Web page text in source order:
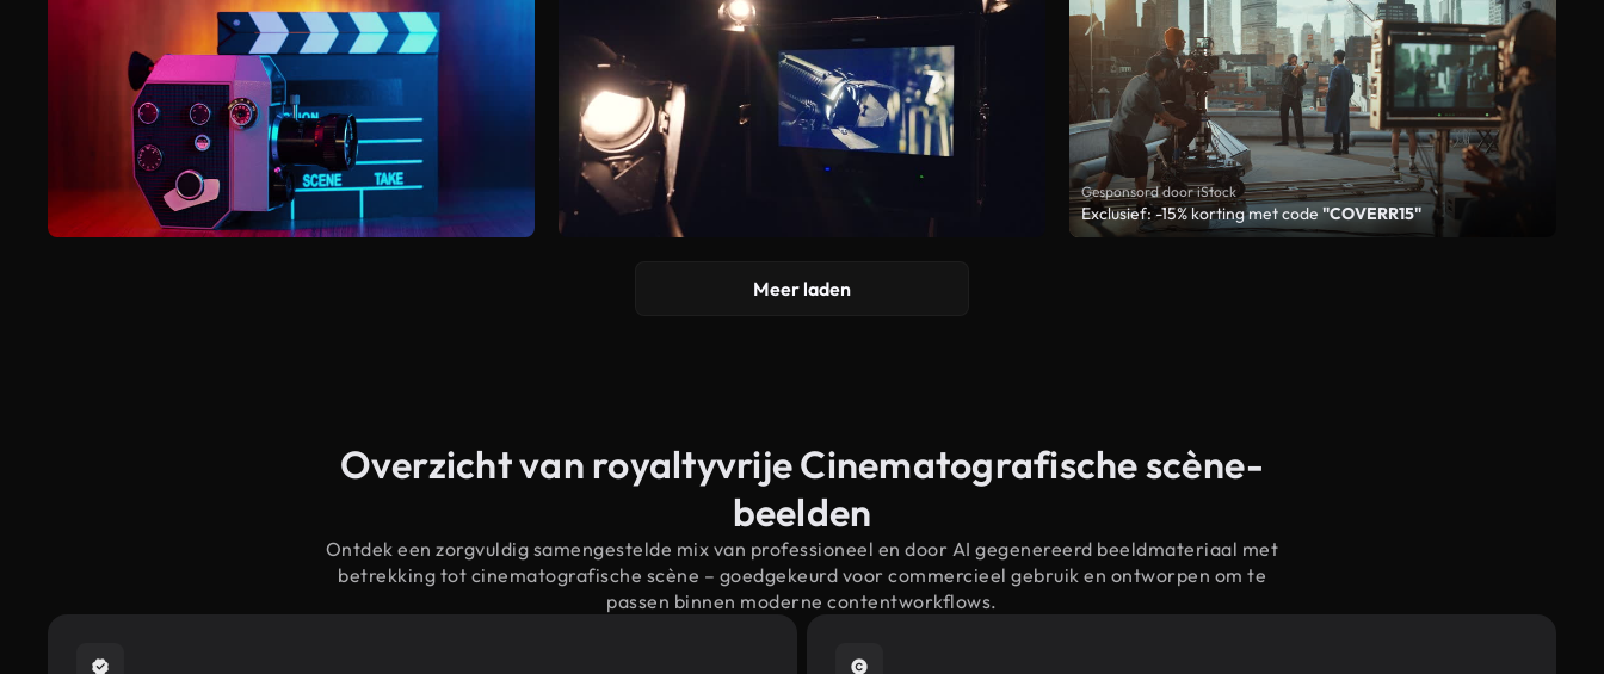
Gesponsord door iStock
Exclusief: -15% korting met code "COVERR15"
Meer laden
Overzicht van royaltyvrije Cinematografische scène-
beelden
Ontdek een zorgvuldig samengestelde mix van professioneel en door AI gegenereerd beeldmateriaal met
betrekking tot cinematografische scène – goedgekeurd voor commercieel gebruik en ontworpen om te
passen binnen moderne contentworkflows.